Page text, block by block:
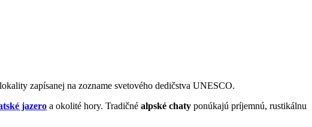
zapísanej na zozname svetového dedičstva UNESCO.
jazero a okolité hory. Tradičné alpské chaty ponúkajú príjemnú, rustikálnu